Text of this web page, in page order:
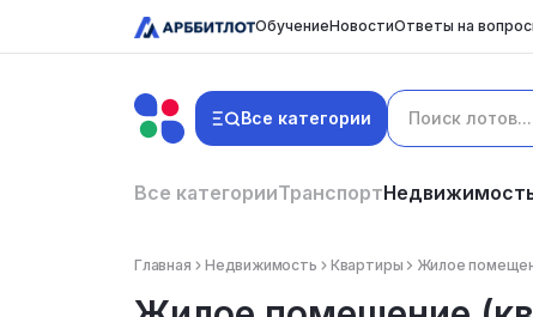
ОбучениеНовостиОтветы на
Все категории
Все категорииТранспорт
Главная Недвижимость Квартиры Жилое